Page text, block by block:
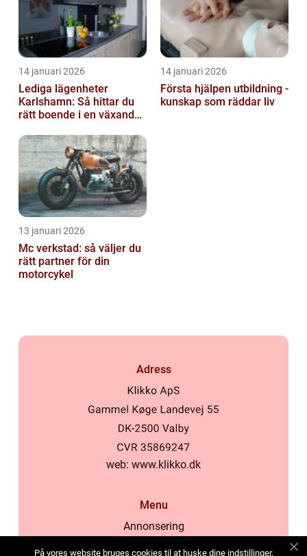
14 januari 2026
Lediga lägenheter
Karlshamn: Så hittar du
rätt boende i en växande
14 januari 2026
Första hjälpen utbildning -
kunskap som räddar liv
13 januari 2026
Mc verkstad: så väljer du
rätt partner för din
motorcykel
Adress
web: www.klikko.dk
Menu
Annonsering
På vores website bruges cookies til at huske dine indstillinger,